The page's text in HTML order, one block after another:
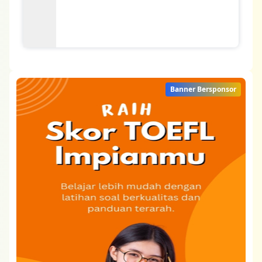
Banner Bersponsor